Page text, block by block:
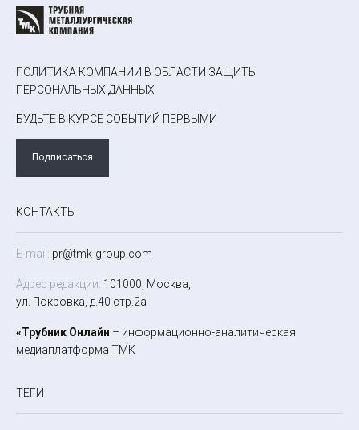
ПОЛИТИКА КОМПАНИИ В ОБЛАСТИ ЗАЩИТЫ
ПЕРСОНАЛЬНЫХ ДАННЫХ
БУДЬТЕ В КУРСЕ СОБЫТИЙ ПЕРВЫМИ
Подписаться
КОНТАКТЫ
E-mail: pr@tmk-group.com
Адрес редакции: 101000, Москва,
ул. Покровка, д.40 стр.2а
«Трубник Онлайн – информационно-аналитическая
медиаплатформа ТМК
ТЕГИ